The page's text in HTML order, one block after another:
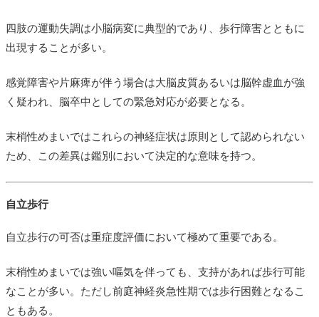
四肢の運動失調は小脳病変に典型的であり、歩行障害とともに
出現することが多い。
感覚障害や片麻痺が伴う場合は大脳皮質あるいは脳幹虚血が強
く疑われ、脳卒中としての緊急対応が必要となる。
末梢性めまいではこれらの神経症状は原則として認められない
ため、この差異は鑑別において決定的な意味を持つ。
自立歩行
自立歩行の可否は重症度評価において極めて重要である。
末梢性めまいでは強い嘔気を伴っても、支持があれば歩行可能
なことが多い。ただし前庭神経炎急性期では歩行困難となるこ
ともある。